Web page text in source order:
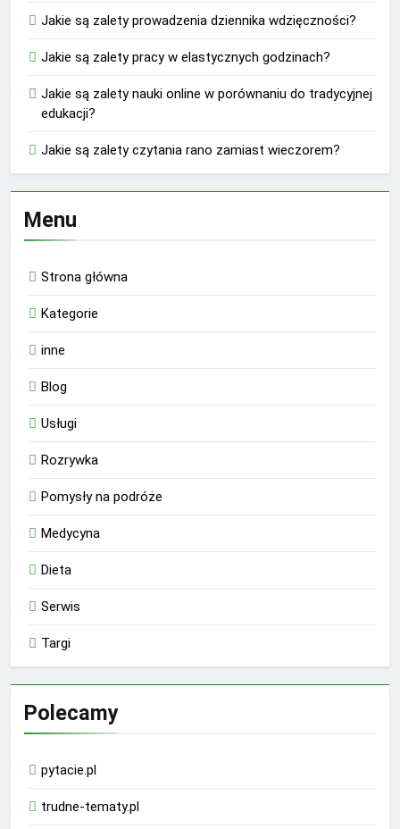
Jakie są zalety prowadzenia dziennika wdzięczności?
Jakie są zalety pracy w elastycznych godzinach?
Jakie są zalety nauki online w porównaniu do tradycyjnej
edukacji?
Jakie są zalety czytania rano zamiast wieczorem?
Menu
Strona główna
Kategorie
inne
Blog
Usługi
Rozrywka
Pomysły na podróże
Medycyna
Dieta
Serwis
Targi
Polecamy
pytacie.pl
trudne-tematy.pl